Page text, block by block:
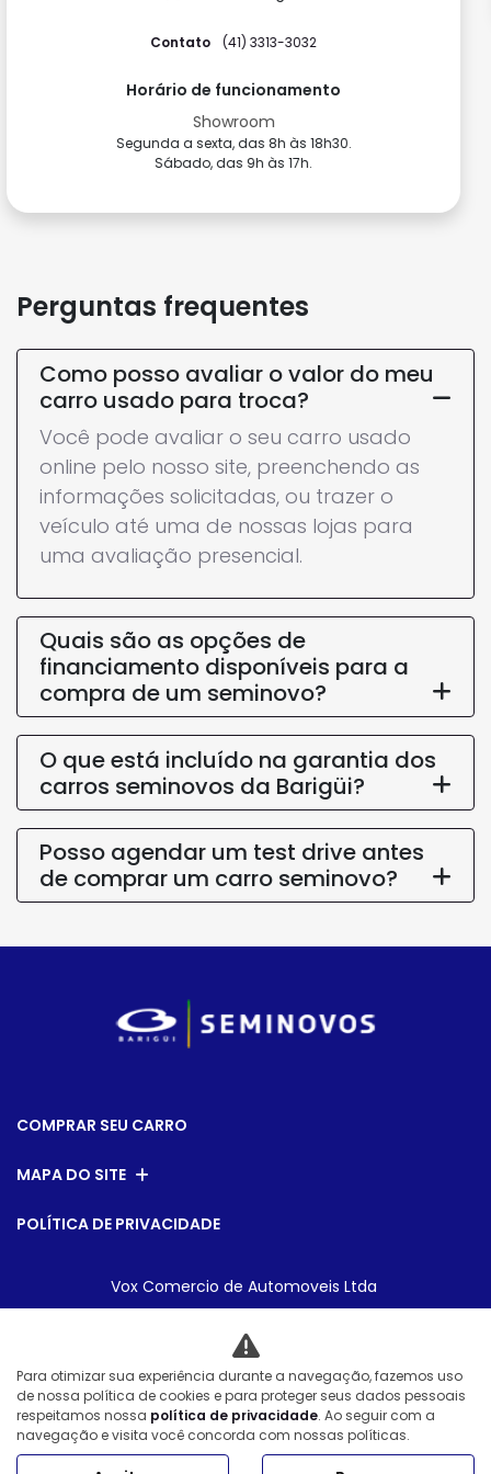
(41) 3075-3713
Horário de funcionamento
Showroom
Sábado, das 9h às 17h.
Perguntas frequentes
Como posso avaliar o valor do meu
carro usado para troca?
Você pode avaliar o seu carro usado
online pelo nosso site, preenchendo as
informações solicitadas, ou trazer o
veículo até uma de nossas lojas para
uma avaliação presencial.
Quais são as opções de
financiamento disponíveis para a
compra de um seminovo?
O que está incluído na garantia dos
carros seminovos da Barigüi?
Posso agendar um test drive antes
COMPRAR SEU CARRO
MAPA DO SITE
POLÍTICA DE PRIVACIDADE
Vox Comercio de Automoveis Ltda
CNPJ: 08.540.795/0007-28
Desacelere. Seu bem maior é a vida.
Para otimizar sua experiência durante a navegação, fazemos uso
de nossa política de cookies e para proteger seus dados pessoais
respeitamos nossa política de privacidade. Ao seguir com a
navegação e visita você concorda com nossas políticas.